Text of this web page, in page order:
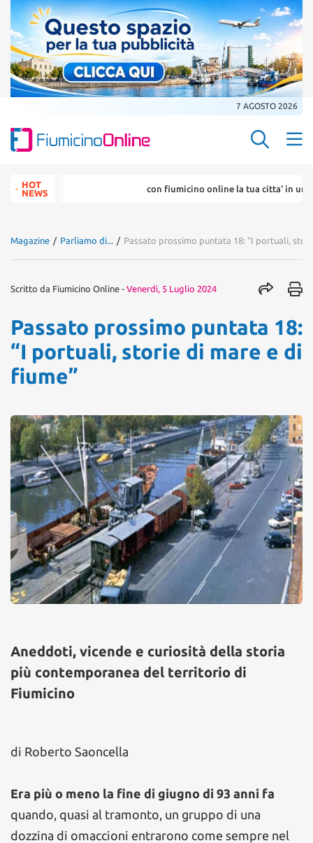
7 AGOSTO 2026
Search
for:HOT
NEWS
con fiumicino online la tua citta' in un ... click
Magazine / Parliamo di... / Passato prossimo puntata 18: “I portuali,
Scritto da Fiumicino Online - Venerdì, 5 Luglio 2024
Passato prossimo puntata 18:
“I portuali, storie di mare e di
fiume”
Aneddoti, vicende e curiosità della storia
più contemporanea del territorio di
Fiumicino
di Roberto Saoncella
Era più o meno la fine di giugno di 93 anni fa
quando, quasi al tramonto, un gruppo di una
dozzina di omaccioni entrarono come sempre nel